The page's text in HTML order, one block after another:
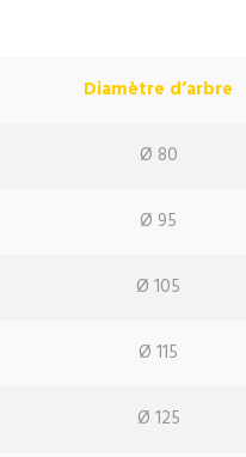
Diamètre d’arbre
Ø 80
Ø 95
Ø 105
Ø 115
Ø 125